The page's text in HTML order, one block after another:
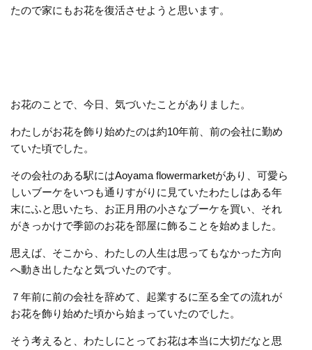
たので家にもお花を復活させようと思います。
お花のことで、今日、気づいたことがありました。
わたしがお花を飾り始めたのは約10年前、前の会社に勤め
ていた頃でした。
その会社のある駅にはAoyama flowermarketがあり、可愛ら
しいブーケをいつも通りすがりに見ていたわたしはある年
末にふと思いたち、お正月用の小さなブーケを買い、それ
がきっかけで季節のお花を部屋に飾ることを始めました。
思えば、そこから、わたしの人生は思ってもなかった方向
へ動き出したなと気づいたのです。
７年前に前の会社を辞めて、起業するに至る全ての流れが
お花を飾り始めた頃から始まっていたのでした。
そう考えると、わたしにとってお花は本当に大切だなと思